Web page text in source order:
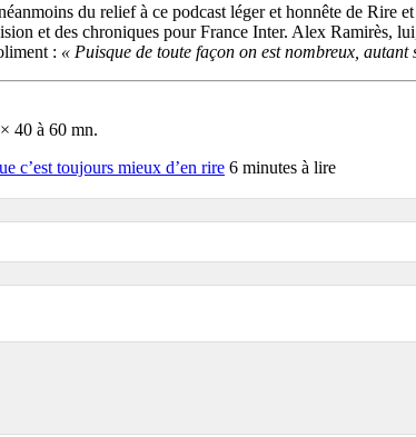
du relief à ce podcast léger et honnête de Rire
et des chroniques pour France Inter. Alex Ramirès,
: « Puisque de toute façon on est nombreux, autant
40 à 60 mn.
c’est toujours mieux d’en rire 6 minutes à lire